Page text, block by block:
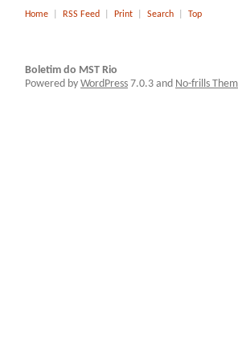
Home RSS Feed Print Search Top
Boletim do MST Rio
Powered by WordPress 7.0.3 and No-frills